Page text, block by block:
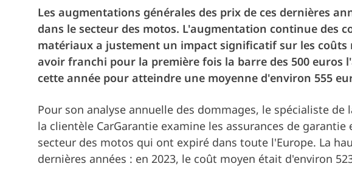
Emploi
Presse
Les augmentations générales des prix de ces dernières
dans le secteur des motos. L'augmentation continue des
matériaux a justement un impact significatif sur les coûts
avoir franchi pour la première fois la barre des 500 euros
cette année pour atteindre une moyenne d'environ 555
Pour son analyse annuelle des dommages, le spécialiste
la clientèle CarGarantie examine les assurances de
secteur des motos qui ont expiré dans toute l'Europe. La
dernières années : en 2023, le coût moyen était d'environ